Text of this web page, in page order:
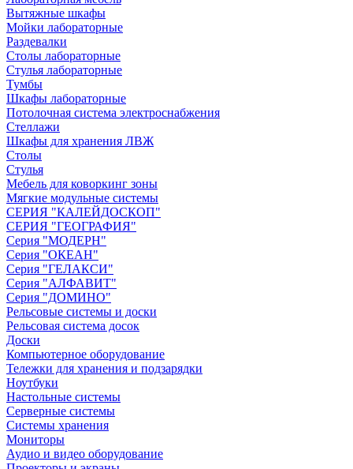
Вытяжные шкафы
Мойки лабораторные
Раздевалки
Столы лабораторные
Стулья лабораторные
Тумбы
Шкафы лабораторные
Потолочная система электроснабжения
Стеллажи
Шкафы для хранения ЛВЖ
Столы
Стулья
Мебель для коворкинг зоны
Мягкие модульные системы
СЕРИЯ "КАЛЕЙДОСКОП"
СЕРИЯ "ГЕОГРАФИЯ"
Серия "МОДЕРН"
Серия "ОКЕАН"
Серия "ГЕЛАКСИ"
Серия "АЛФАВИТ"
Серия "ДОМИНО"
Рельсовые системы и доски
Рельсовая система досок
Доски
Компьютерное оборудование
Тележки для хранения и подзарядки
Ноутбуки
Настольные системы
Серверные системы
Системы хранения
Мониторы
Аудио и видео оборудование